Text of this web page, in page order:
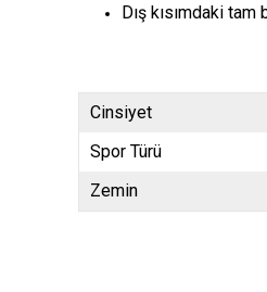
Dış kısımdaki
Cinsiyet
Spor Türü
Zemin